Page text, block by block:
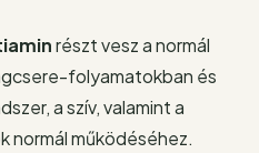
részt vesz a normál
folyamatokban és
a szív, valamint a
normál működéséhez.